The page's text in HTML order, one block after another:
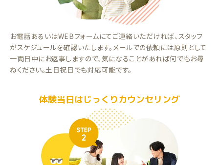
お電話あるいはWEBフォームにてご連絡いただければ、スタッフ
がスケジュールを確認いたします。メールでの依頼には原則として
一両日中にお返事しますので、気になることがあれば何でもお尋
ねください。土日祝日でも対応可能です。
体験当日はじっくりカウンセリング